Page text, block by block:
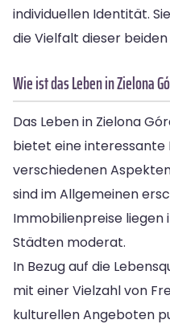
individuellen Identität.
die Vielfalt dieser
Wie ist das Leben in Zielona
Das Leben in Zielona
bietet eine interessante
verschiedenen
sind im Allgemeinen
Immobilienpreise liegen
Städten moderat.
In Bezug auf die
mit einer Vielzahl von
kulturellen Angeboten